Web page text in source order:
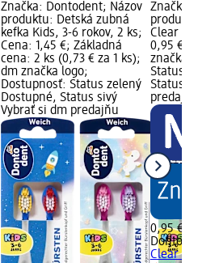
Značka: Dontodent; Názov
produktu: Detská zubná
kefka Kids, 3-6 rokov, 2 ks;
Cena: 1,45 €; Základná
cena: 2 ks (0,73 € za 1 ks);
dm značka logo;
Dostupnosť: Status zelený
Dostupné, Status sivý
Vybrať si dm predajňu
Značka:
Clear
0,95 €;
značka
Status
Status
predajňu
0,95 €
Clear